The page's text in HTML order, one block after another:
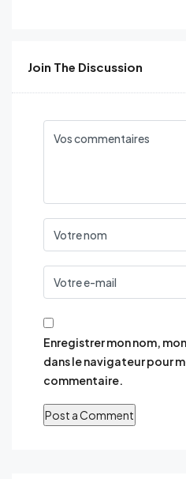
Join The Discussion
Enregistrer mon nom,
dans le navigateur pour
commentaire.